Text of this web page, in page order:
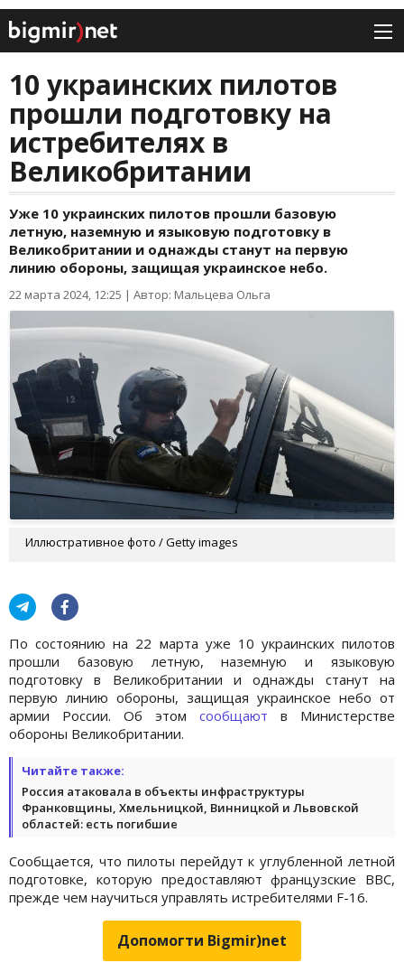
10 украинских пилотов
прошли подготовку на
истребителях в
Великобритании
Уже 10 украинских пилотов прошли базовую
летную, наземную и языковую подготовку в
Великобритании и однажды станут на первую
линию обороны, защищая украинское небо.
22 марта 2024, 12:25 | Автор: Мальцева Ольга
Иллюстративное фото / Getty images
По состоянию на 22 марта уже 10 украинских пилотов
прошли базовую летную, наземную и языковую
подготовку в Великобритании и однажды станут на
первую линию обороны, защищая украинское небо от
армии России. Об этом сообщают в Министерстве
обороны Великобритании.
Читайте также:
Россия атаковала в объекты инфраструктуры
Франковщины, Хмельницкой, Винницкой и Львовской
областей: есть погибшие
Сообщается, что пилоты перейдут к углубленной летной
подготовке, которую предоставляют французские ВВС,
прежде чем научиться управлять истребителями F-16.
Допомогти Bigmir)net